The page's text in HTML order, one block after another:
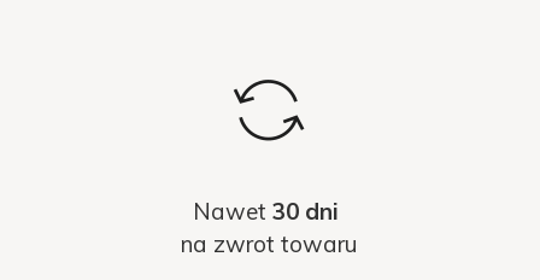
Nawet 30 dni
na zwrot towaru